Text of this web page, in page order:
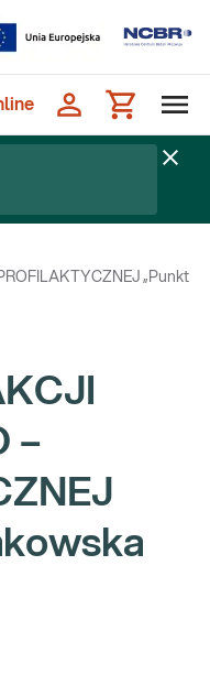
„Punkt
–